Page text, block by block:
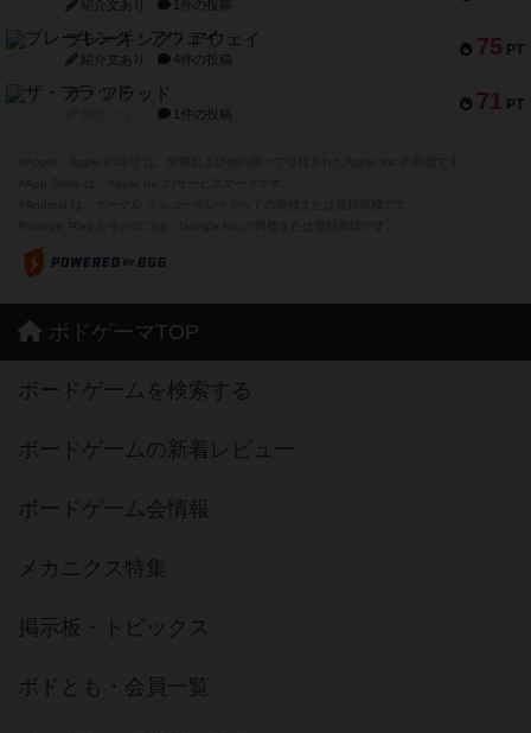
紹介文あり 1件の投稿
75 PT
ブレーキング・アウェイ
紹介文あり 4件の投稿
71 PT
ザ・フラッド
1件の投稿
ボドゲーマTOP
ボードゲームを検索する
ボードゲームの新着レビュー
ボードゲーム会情報
メカニクス特集
掲示板・トピックス
ボドとも・会員一覧